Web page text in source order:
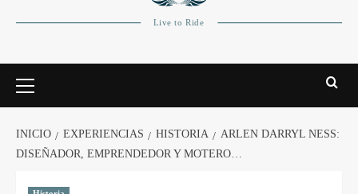
INICIO EXPERIENCIAS HISTORIA
ARLEN DARRYL NESS:
DISEÑADOR, EMPRENDEDOR Y MOTERO…